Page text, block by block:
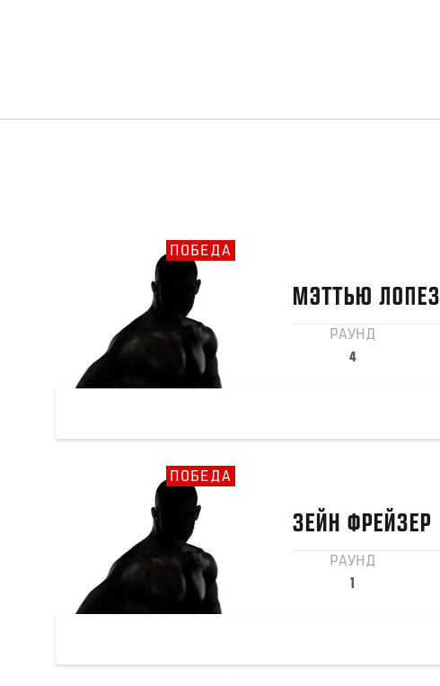
ПОБЕДА
МЭТТЬЮ ЛОПЕЗ
РАУНД
4
ПОБЕДА
ЗЕЙН ФРЕЙЗЕР
РАУНД
1